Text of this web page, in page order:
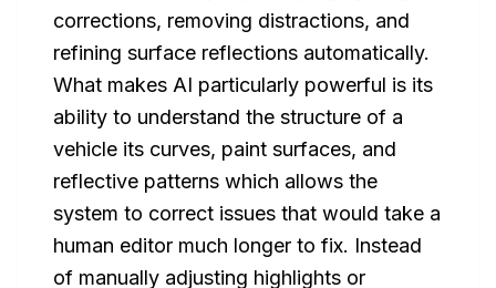
corrections, removing distractions, and
refining surface reflections automatically.
What makes AI particularly powerful is its
ability to understand the structure of a
vehicle its curves, paint surfaces, and
reflective patterns which allows the
system to correct issues that would take a
human editor much longer to fix. Instead
of manually adjusting highlights or